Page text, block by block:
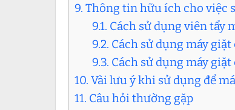
9. Thông tin hữu ích cho việc
9.1. Cách sử dụng viên tẩy
9.2. Cách sử dụng máy
9.3. Cách sử dụng máy
10. Vài lưu ý khi sử dụng để
11. Câu hỏi thường gặp